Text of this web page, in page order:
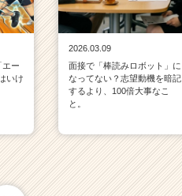
エー
いけ
2026.03.09
面接で「棒読みロボット」に
なってない？志望動機を暗記
するより、100倍大事なこ
と。